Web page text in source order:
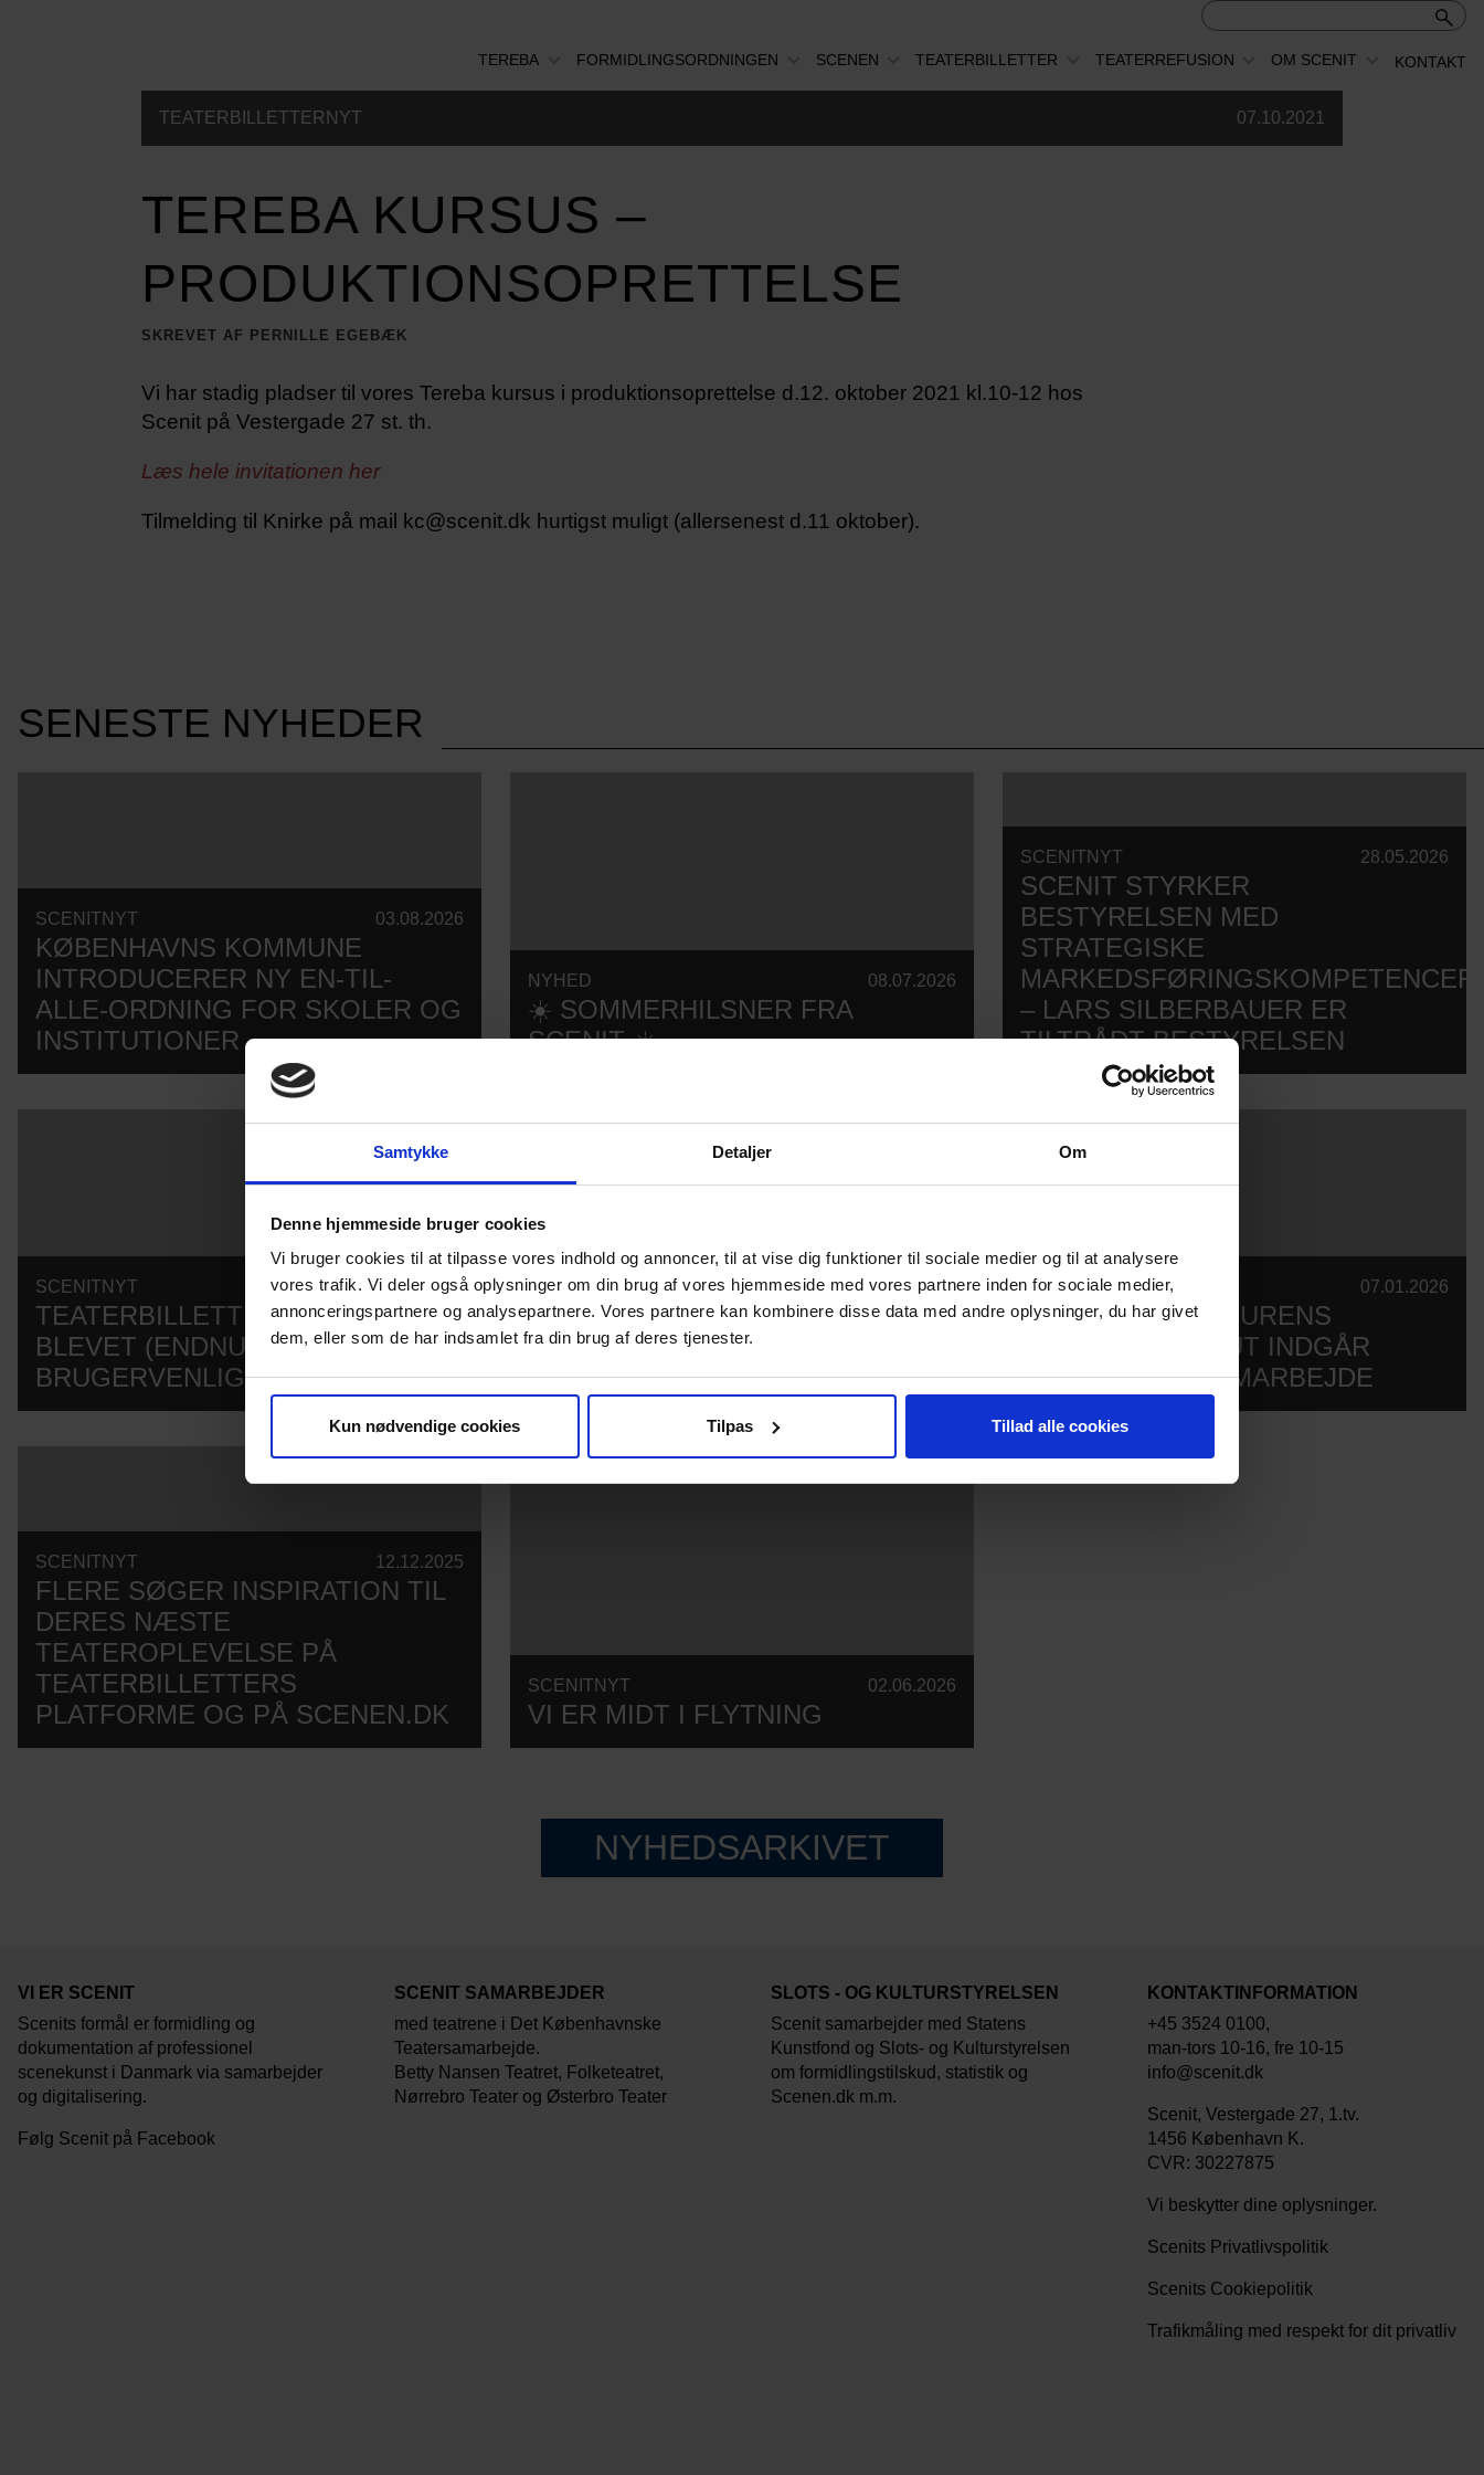
Samtykke Detaljer Om
Denne hjemmeside bruger cookies
Vi bruger cookies til at tilpasse vores indhold og annoncer, til at vise dig funktioner til sociale medier og til at analysere
vores trafik. Vi deler også oplysninger om din brug af vores hjemmeside med vores partnere inden for sociale medier,
annonceringspartnere og analysepartnere. Vores partnere kan kombinere disse data med andre oplysninger, du har givet
dem, eller som de har indsamlet fra din brug af deres tjenester.
Kun nødvendige cookies Tilpas Tillad alle cookies
TEREBA FORMIDLINGSORDNINGEN SCENEN TEATERBILLETTER TEATERREFUSION OM SCENIT KONTAKT
TEATERBILLETTERNYT 07.10.2021
TEREBA KURSUS –
PRODUKTIONSOPRETTELSE
SKREVET AF PERNILLE EGEBÆK
Vi har stadig pladser til vores Tereba kursus i produktionsoprettelse d.12. oktober 2021 kl.10-12 hos
Scenit på Vestergade 27 st. th.
Læs hele invitationen her
Tilmelding til Knirke på mail kc@scenit.dk hurtigst muligt (allersenest d.11 oktober).
SENESTE NYHEDER
SCENITNYT 03.08.2026
KØBENHAVNS KOMMUNE
INTRODUCERER NY EN-TIL-
ALLE-ORDNING FOR SKOLER OG
INSTITUTIONER
NYHED 08.07.2026
☀️ SOMMERHILSNER FRA
SCENIT ☀️
SCENITNYT 28.05.2026
SCENIT STYRKER
BESTYRELSEN MED
STRATEGISKE
MARKEDSFØRINGSKOMPETENCER
– LARS SILBERBAUER ER
TILTRÅDT BESTYRELSEN
SCENITNYT 20.03.2026
TEATERBILLETTER.DK ER
BLEVET (ENDNU) MERE
BRUGERVENLIG
SCENITNYT 19.01.2026
SCENIT SKRUER OP FOR
STØTTEN TIL B&U-SALGET
SCENITNYT 07.01.2026
SCENIT OG KULTURENS
ANALYSEINSTITUT INDGÅR
STRATEGISK SAMARBEJDE
SCENITNYT 12.12.2025
FLERE SØGER INSPIRATION TIL
DERES NÆSTE
TEATEROPLEVELSE PÅ
TEATERBILLETTERS
PLATFORME OG PÅ SCENEN.DK
SCENITNYT 02.06.2026
VI ER MIDT I FLYTNING
NYHEDSARKIVET
VI ER SCENIT
Scenits formål er formidling og
dokumentation af professionel
scenekunst i Danmark via samarbejder
og digitalisering.
Følg Scenit på Facebook
SCENIT SAMARBEJDER
med teatrene i Det Københavnske
Teatersamarbejde.
Betty Nansen Teatret, Folketeatret,
Nørrebro Teater og Østerbro Teater
SLOTS - OG KULTURSTYRELSEN
Scenit samarbejder med Statens
Kunstfond og Slots- og Kulturstyrelsen
om formidlingstilskud, statistik og
Scenen.dk m.m.
KONTAKTINFORMATION
+45 3524 0100,
man-tors 10-16, fre 10-15
info@scenit.dk
Scenit, Vestergade 27, 1.tv.
1456 København K.
CVR: 30227875
Vi beskytter dine oplysninger.
Scenits Privatlivspolitik
Scenits Cookiepolitik
Trafikmåling med respekt for dit privatliv